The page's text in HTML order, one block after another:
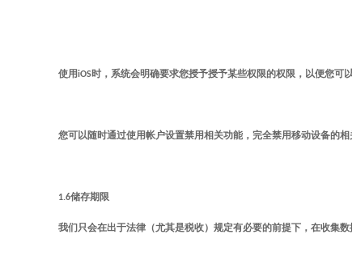
使用iOS时，系统会明确要求您授予授予某些权限的权限，以便您可
您可以随时通过使用帐户设置禁用相关功能，完全禁用移动设备的相
1.6储存期限
我们只会在出于法律（尤其是税收）规定有必要的前提下，在收集数